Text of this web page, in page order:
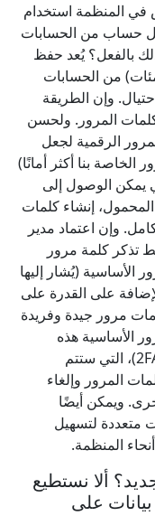
المنظمة استخدام
حساب من الحسابات
بالفعل؟ يُعد حفظ
من الحسابات
وإن الطريقة
المرور. ولحسن
الرقمية لجعل
الخاصة بنا أكثر أمانًا)
يمكن الوصول إلى
المحمول، إنشاء كلمات
وإن اعتماد مدير
تذكر كلمة مرور
الأساسية (يُشار إليها
على القدرة على
مرور جيدة وفريدة
الأساسية هذه
(وبشكل مثالي المصادقة ثنائية العامل (2FA)، التي ستتم
المرور وإلغاء
ويمكن أيضًا
متعددة لتسهيل
المنظمة.
ألا نستطيع
على